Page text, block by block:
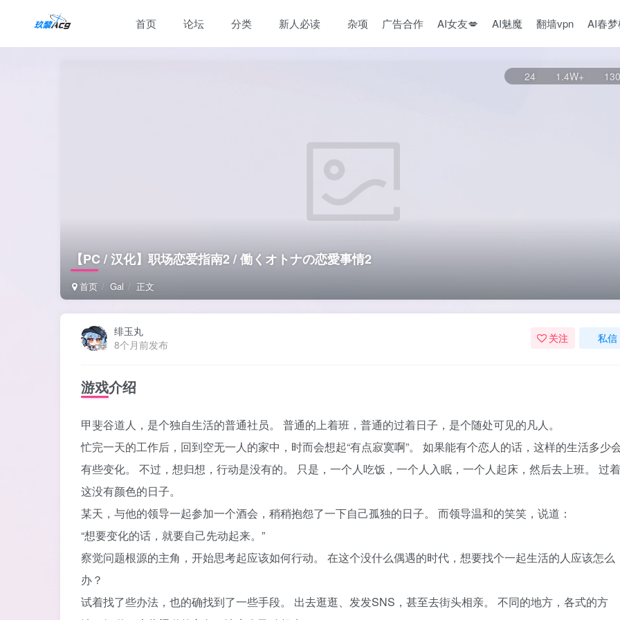
首页 论坛 分类 新人必读 杂项 广告合作 AI女友💋 AI魅魔 翻墙vpn AI春
【PC / 汉化】职场恋爱指南2 / 働くオトナの恋愛事情2
首页 Gal 正文
24 1.4W+
绯玉丸
8个月前发布
关注 私信
游戏介绍
甲斐谷道人，是个独自生活的普通社员。 普通的上着班，普通的过着日子，是个随处可见的凡人。
忙完一天的工作后，回到空无一人的家中，时而会想起“有点寂寞啊”。 如果能有个恋人的话，这样的生活多少
有些变化。 不过，想归想，行动是没有的。 只是，一个人吃饭，一个人入眠，一个人起床，然后去上班。 过着
这没有颜色的日子。
某天，与他的领导一起参加一个酒会，稍稍抱怨了一下自己孤独的日子。 而领导温和的笑笑，说道：
“想要变化的话，就要自己先动起来。”
察觉问题根源的主角，开始思考起应该如何行动。 在这个没什么偶遇的时代，想要找个一起生活的人应该怎么
办？
试着找了些办法，也的确找到了一些手段。 出去逛逛、发发SNS，甚至去街头相亲。 不同的地方，各式的方